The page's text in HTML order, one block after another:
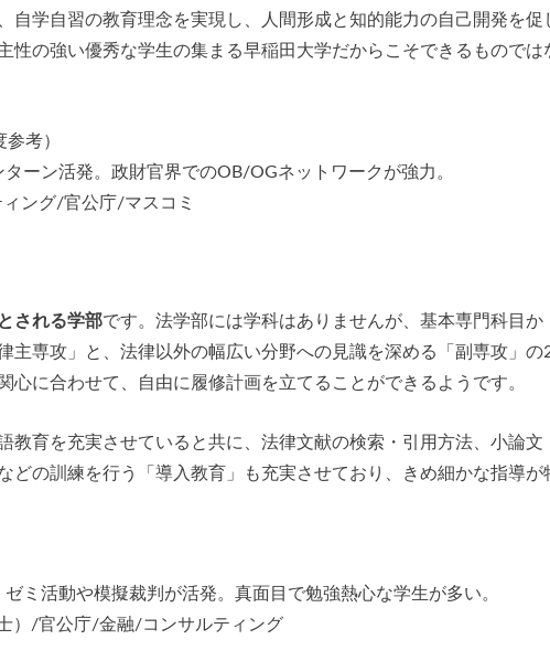
自学自習の教育理念を実現し、人間形成と知的能力の自己開発を促
性の強い優秀な学生の集まる早稲田大学だからこそできるものでは
参考）
ターン活発。政財官界でのOB/OGネットワークが強力。
ング/官公庁/マスコミ
される学部です。法学部には学科はありませんが、基本専門科目か
主専攻」と、法律以外の幅広い分野への見識を深める「副専攻」の
心に合わせて、自由に履修計画を立てることができるようです。
教育を充実させていると共に、法律文献の検索・引用方法、小論文
どの訓練を行う「導入教育」も充実させており、きめ細かな指導が
ゼミ活動や模擬裁判が活発。真面目で勉強熱心な学生が多い。
）/官公庁/金融/コンサルティング